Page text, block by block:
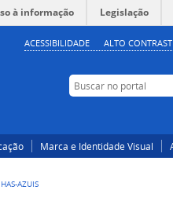
à informação Legislação
ACESSIBILIDADE ALTO
Buscar no portal
Marca e Identidade Visual
AZUIS